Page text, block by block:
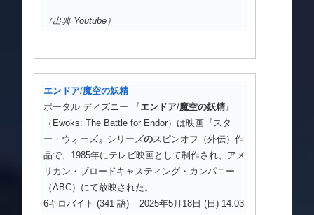
（出典 Youtube）
エンドア/魔空の妖精
ポータル ディズニー 『エンドア/魔空の妖精』
（Ewoks: The Battle for Endor）は映画『スタ
ー・ウォーズ』シリーズのスピンオフ（外伝）作
品で、1985年にテレビ映画として制作され、アメ
リカン・ブロードキャスティング・カンパニー
（ABC）にて放映された。…
6キロバイト (341 語) – 2025年5月18日 (日) 14:03